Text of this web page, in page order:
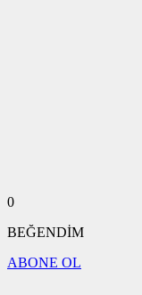
0
BEĞENDİM
ABONE OL